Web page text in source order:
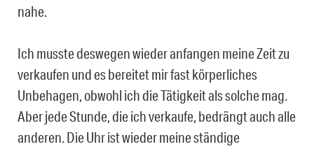
nahe.
Ich musste deswegen wieder anfangen meine Zeit zu
verkaufen und es bereitet mir fast körperliches
Unbehagen, obwohl ich die Tätigkeit als solche mag.
Aber jede Stunde, die ich verkaufe, bedrängt auch alle
anderen. Die Uhr ist wieder meine ständige